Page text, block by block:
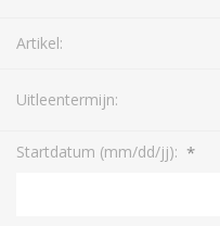
Artikel:
Uitleentermijn:
Startdatum (mm/dd/jj): *